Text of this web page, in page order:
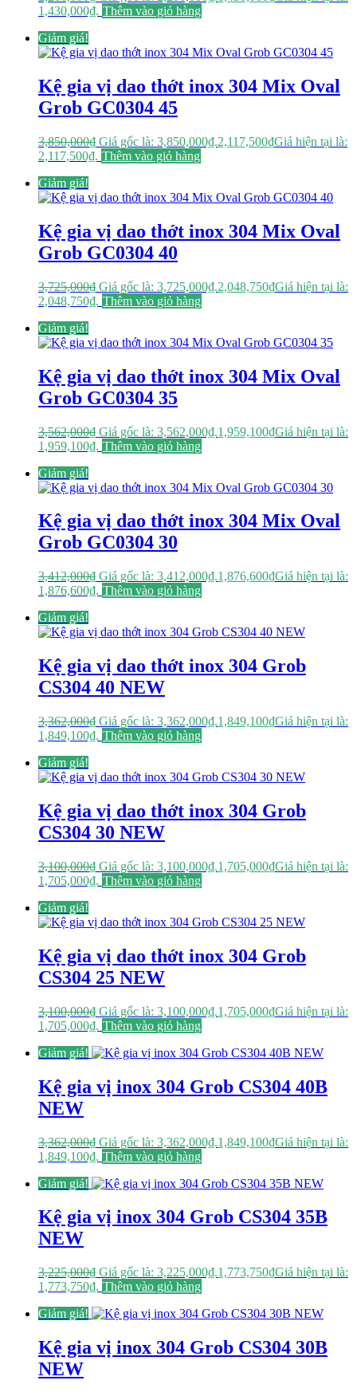
1,430,000₫. Thêm vào giỏ hàng
Giảm giá!
Kệ gia vị dao thớt inox 304 Mix Oval
Grob GC0304 45
3,850,000₫ Giá gốc là: 3,850,000₫.2,117,500₫Giá hiện tại là:
2,117,500₫. Thêm vào giỏ hàng
Giảm giá!
Kệ gia vị dao thớt inox 304 Mix Oval
Grob GC0304 40
3,725,000₫ Giá gốc là: 3,725,000₫.2,048,750₫Giá hiện tại là:
2,048,750₫. Thêm vào giỏ hàng
Giảm giá!
Kệ gia vị dao thớt inox 304 Mix Oval
Grob GC0304 35
3,562,000₫ Giá gốc là: 3,562,000₫.1,959,100₫Giá hiện tại là:
1,959,100₫. Thêm vào giỏ hàng
Giảm giá!
Kệ gia vị dao thớt inox 304 Mix Oval
Grob GC0304 30
3,412,000₫ Giá gốc là: 3,412,000₫.1,876,600₫Giá hiện tại là:
1,876,600₫. Thêm vào giỏ hàng
Giảm giá!
Kệ gia vị dao thớt inox 304 Grob
CS304 40 NEW
3,362,000₫ Giá gốc là: 3,362,000₫.1,849,100₫Giá hiện tại là:
1,849,100₫. Thêm vào giỏ hàng
Giảm giá!
Kệ gia vị dao thớt inox 304 Grob
CS304 30 NEW
3,100,000₫ Giá gốc là: 3,100,000₫.1,705,000₫Giá hiện tại là:
1,705,000₫. Thêm vào giỏ hàng
Giảm giá!
Kệ gia vị dao thớt inox 304 Grob
CS304 25 NEW
3,100,000₫ Giá gốc là: 3,100,000₫.1,705,000₫Giá hiện tại là:
1,705,000₫. Thêm vào giỏ hàng
Giảm giá!
Kệ gia vị inox 304 Grob CS304 40B
NEW
3,362,000₫ Giá gốc là: 3,362,000₫.1,849,100₫Giá hiện tại là:
1,849,100₫. Thêm vào giỏ hàng
Giảm giá!
Kệ gia vị inox 304 Grob CS304 35B
NEW
3,225,000₫ Giá gốc là: 3,225,000₫.1,773,750₫Giá hiện tại là:
1,773,750₫. Thêm vào giỏ hàng
Giảm giá!
Kệ gia vị inox 304 Grob CS304 30B
NEW